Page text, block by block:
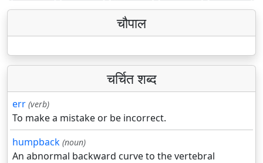
चौपाल
चर्चित शब्द
err (verb)
To make a mistake or be incorrect.
humpback (noun)
An abnormal backward curve to the vertebral